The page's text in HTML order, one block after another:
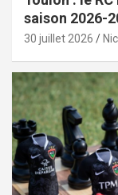
saison 2026-
30 juillet 2026